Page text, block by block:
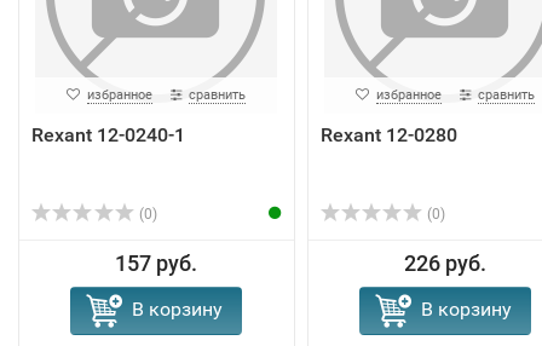
избранное сравнить
Rexant 12-0240-1
(0)
157 руб.
В корзину
избранное сравнить
Rexant 12-0280
(0)
226 руб.
В корзину